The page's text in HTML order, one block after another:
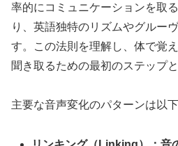
率的にコミュニケーションを取
り、英語独特のリズムやグルー
す。この法則を理解し、体で覚
聞き取るための最初のステップと
主要な音声変化のパターンは以下